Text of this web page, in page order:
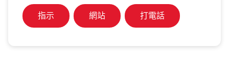
指示 網站 打電話